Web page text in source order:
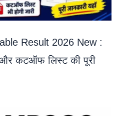
Result 2026 New :
कटऑफ लिस्ट की पूरी